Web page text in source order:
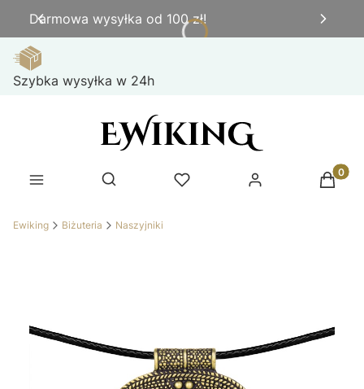
Darmowa wysyłka od 100 zł!
Szybka wysyłka w 24h
Otwórz wyszukiwarkę
Ewiking Biżuteria Naszyjniki